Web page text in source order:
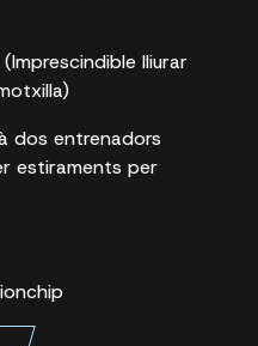
lliurar
dos entrenadors
estiraments per